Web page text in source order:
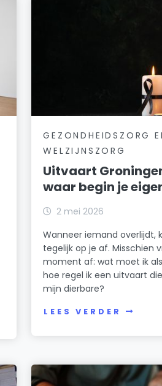
GEZONDHEIDSZORG
WELZIJNSZORG
Uitvaart
waar begin je
2 mei 2026
Wanneer iemand overlijdt,
tegelijk op je af. Misschien
moment af: wat moet ik
hoe regel ik een uitvaart
mijn dierbare?
LEES VERDER